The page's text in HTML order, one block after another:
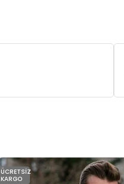
ÜCRETSIZ
KARGO